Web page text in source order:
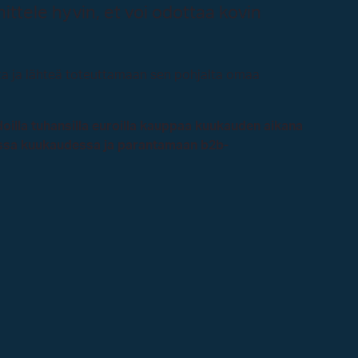
hyvin, et voi odottaa kovin
ja lähteä toteuttamaan sen pohjalta omaa
tuhansilla euroilla kauppaa kuukauden aikana
kuukaudessa ja parantamaan b2b-